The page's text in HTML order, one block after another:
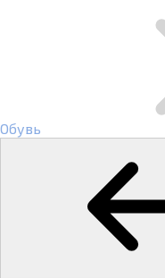
Обувь